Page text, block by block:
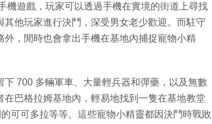
機遊戲，玩家可以透過手機在實境的街道上尋找
他玩家進行決鬥，深受男女老少歡迎。而駐守
，閒時也會拿出手機在基地內捕捉寵物小精
700 多輛軍車、大量輕兵器和彈藥，以及無數
巴格拉姆基地內，輕易地找到一隻在基地教堂
可可多拉等等。這些寵物小精靈都因決鬥時戰敗